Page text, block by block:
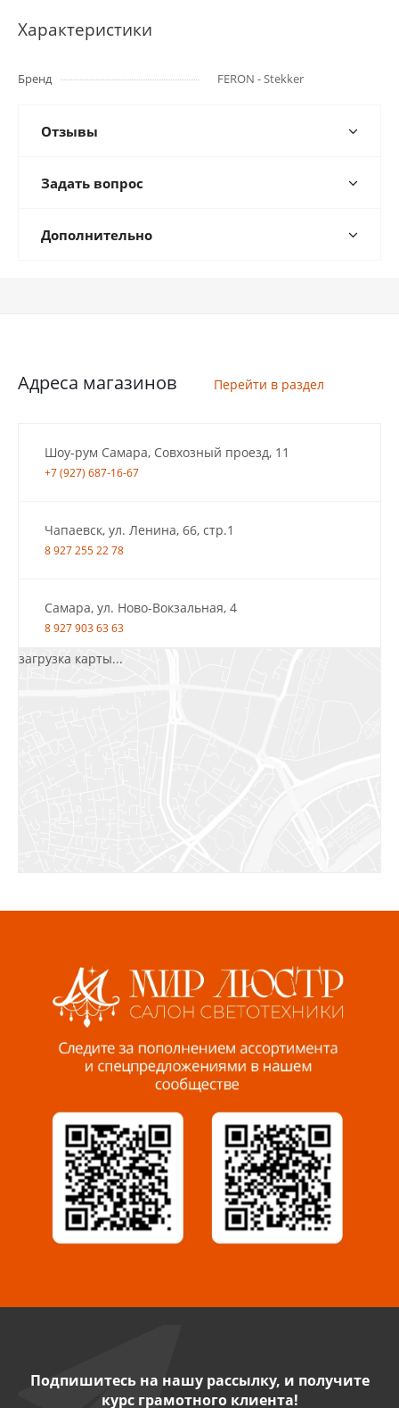
Характеристики
Бренд FERON - Stekker
Отзывы
Задать вопрос
Дополнительно
Адреса магазинов Перейти в раздел
Шоу-рум Самара, Совхозный проезд, 11
+7 (927) 687-16-67
Чапаевск, ул. Ленина, 66, стр.1
8 927 255 22 78
Самара, ул. Ново-Вокзальная, 4
8 927 903 63 63
Пенза, ул. Пролетарская, 61 ТЦ "Стройбери"
Миасс, ул. Романенко, 95
8 922 500 30 39
Сызрань, ул. Декабристов, 1А
8 927 009 54 63
Саратов, ул. Танкистов, 37 (БЦ «Дикомп»)
Нефтекамск, ул. Ленина, 62
загрузка карты...
Подпишитесь на нашу рассылку, и получите
курс грамотного клиента!